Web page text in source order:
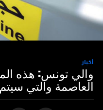
أخبار
والي تونس: هذه
العاصمة والتي